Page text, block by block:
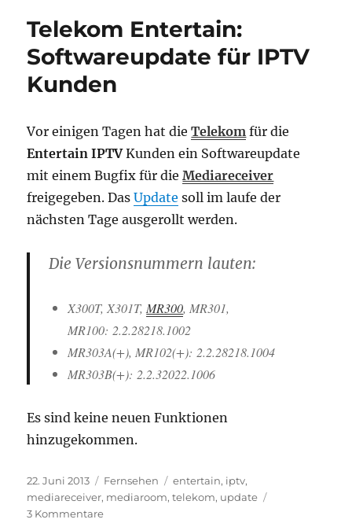
Mediareceiver
Telekom Entertain:
Softwareupdate für IPTV
Kunden
Vor einigen Tagen hat dieTelekom für die
Entertain IPTVKunden ein Softwareupdate
mit einem Bugfix für dieMediareceiver
freigegeben. DasUpdate soll im laufe der
nächsten Tage ausgerollt werden.
Die Versionsnummern lauten:
X300T, X301T, MR300, MR301,
MR100: 2.2.28218.1002
MR303A(+), MR102(+): 2.2.28218.1004
MR303B(+): 2.2.32022.1006
Es sind keine neuen Funktionen
hinzugekommen.
Veröffentlicht
am
22. Juni 2013 Kategorien
Fernsehen Schlagwörter
entertain, iptv,
mediareceiver, mediaroom,telekom, update
3 Kommentarezu